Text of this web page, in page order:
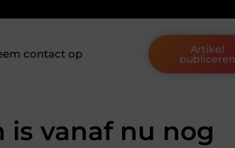
contact op Artikel
publiceren
is vanaf nu nog